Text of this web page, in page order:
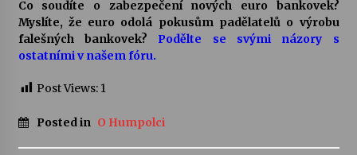
Co soudíte o zabezpečení nových euro bankovek?
Myslíte, že euro odolá pokusům padělatelů o výrobu
falešných bankovek? Podělte se svými názory s
ostatními v našem fóru.
Post Views: 1
Posted in O Humpolci